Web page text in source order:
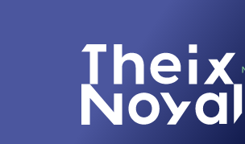
Theix-